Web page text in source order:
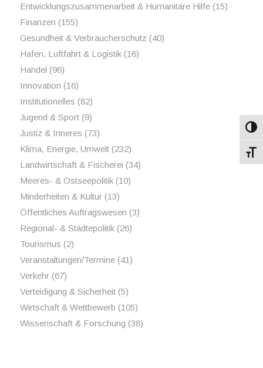
Entwicklungszusammenarbeit & Humanitäre Hilfe(15)
Finanzen (155)
Gesundheit & Verbraucherschutz (40)
Hafen, Luftfahrt & Logistik(16)
Handel (96)
Innovation (16)
Institutionelles (82)
Jugend & Sport(9)
Justiz & Inneres (73)
Klima, Energie, Umwelt(232)
Landwirtschaft & Fischerei (34)
Meeres- & Ostseepolitik(10)
Minderheiten & Kultur(13)
Öffentliches Auftragswesen (3)
Regional- & Städtepolitik(26)
Tourismus (2)
Veranstaltungen/Termine(41)
Verkehr(67)
Verteidigung & Sicherheit(5)
Wirtschaft & Wettbewerb (105)
Wissenschaft & Forschung (38)